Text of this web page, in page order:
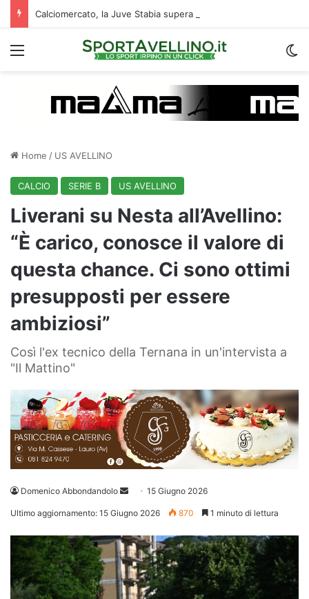
Menu
Home / US AVELLINO
CALCIO SERIE B US AVELLINO
Liverani su Nesta all’Avellino:
“È carico, conosce il valore di
questa chance. Ci sono ottimi
presupposti per essere
ambiziosi”
Così l'ex tecnico della Ternana in un'intervista a
"Il Mattino"
Domenico Abbondandolo
Invia 15 Giugno 2026
Ultimo aggiornamento: 15 Giugno 2026 870 1 minuto di lettura